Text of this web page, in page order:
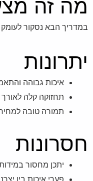
מה זה מצעי כותנה
במדריך הבא נסקור לעומק את "מצעי כותנה מצרית זוגי
יתרונות
איכות גבוהה
תחזוקה קלה לאורך
תמורה טובה
חסרונות
יתכן מחסור
פערי איכות בין